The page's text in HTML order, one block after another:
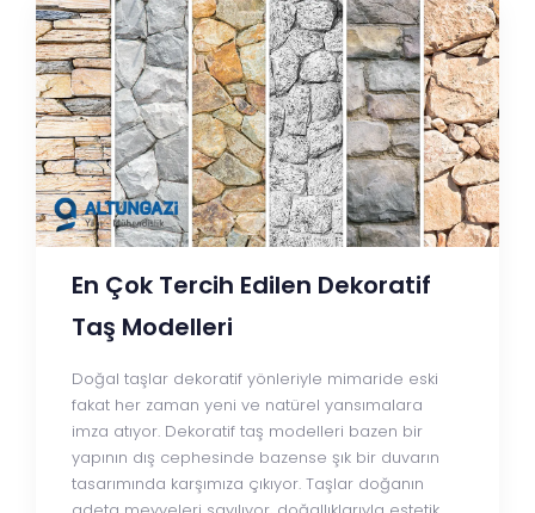
En Çok Tercih Edilen Dekoratif
Taş Modelleri
Doğal taşlar dekoratif yönleriyle mimaride eski
fakat her zaman yeni ve natürel yansımalara
imza atıyor. Dekoratif taş modelleri bazen bir
yapının dış cephesinde bazense şık bir duvarın
tasarımında karşımıza çıkıyor. Taşlar doğanın